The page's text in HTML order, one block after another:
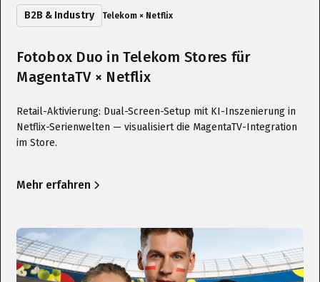
B2B & Industry Telekom × Netflix
Fotobox Duo in Telekom Stores für
MagentaTV × Netflix
Retail-Aktivierung: Dual-Screen-Setup mit KI-Inszenierung in
Netflix-Serienwelten — visualisiert die MagentaTV-Integration
im Store.
Mehr erfahren